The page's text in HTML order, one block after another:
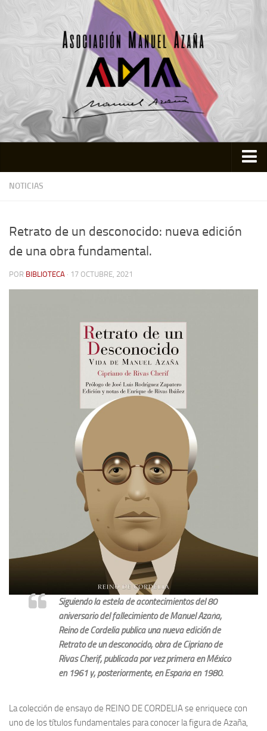
Inicio
Quienes somos
Actividades
Investigación previa de la represión en Talavera de la Reina (1937-
Informe Represión en Toledo 1936-1947 | Buscador
Informe de la fosa de abril de 1939 de Tembleque
Enciclopedia Republicana
Militantes históricos IR
Personajes republicanos
Izquierda Republicana. Agrupaciones y Militantes (1934-1939)
Izquierda Republicana. Navarra
Izquierda Republicana. Galicia
Textos esenciales del republicanismo
Biografía
Cronología fundamental de Manuel Azaña
Artículos sobre Manuel Azaña
Ochenta años sin Manuel Azaña
Bibliografías
Catálogo Biblioteca
NOTICIAS
Retrato de un desconocido: nueva edición
de una obra fundamental.
POR BIBLIOTECA · 17 OCTUBRE, 2021
Siguiendo la estela de acontecimientos del 80
aniversario del fallecimiento de Manuel Azaña,
Reino de Cordelia publica una nueva edición de
Retrato de un desconocido, obra de Cipriano de
Rivas Cherif, publicada por vez primera en México
en 1961 y, posteriormente, en España en 1980.
La colección de ensayo de REINO DE CORDELIA se enriquece con
uno de los títulos fundamentales para conocer la figura de Azaña,